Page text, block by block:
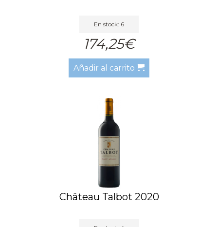
En stock: 6
174,25€
Añadir al carrito
Château Talbot 2020